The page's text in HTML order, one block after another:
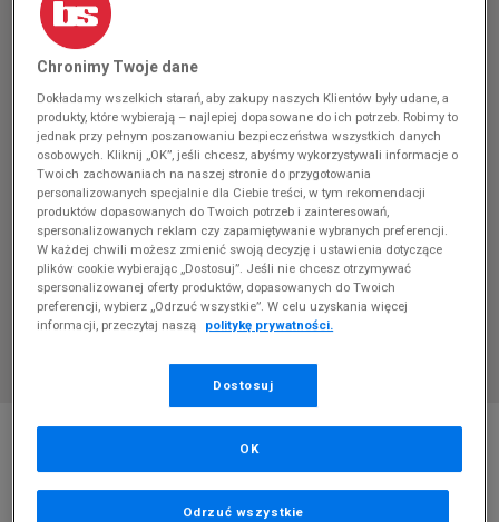
Produkt pochodzi z końcówek aktualnych kolekcji, ubiegłych
Chronimy Twoje dane
Dokładamy wszelkich starań, aby zakupy naszych Klientów były udane, a
produkty, które wybierają – najlepiej dopasowane do ich potrzeb. Robimy to
jednak przy pełnym poszanowaniu bezpieczeństwa wszystkich danych
osobowych. Kliknij „OK”, jeśli chcesz, abyśmy wykorzystywali informacje o
Twoich zachowaniach na naszej stronie do przygotowania
personalizowanych specjalnie dla Ciebie treści, w tym rekomendacji
produktów dopasowanych do Twoich potrzeb i zainteresowań,
spersonalizowanych reklam czy zapamiętywanie wybranych preferencji.
W każdej chwili możesz zmienić swoją decyzję i ustawienia dotyczące
plików cookie wybierając „Dostosuj”. Jeśli nie chcesz otrzymywać
spersonalizowanej oferty produktów, dopasowanych do Twoich
preferencji, wybierz „Odrzuć wszystkie”. W celu uzyskania więcej
informacji, przeczytaj naszą
politykę prywatności.
Dostosuj
Odrzuć wszystkie
OK